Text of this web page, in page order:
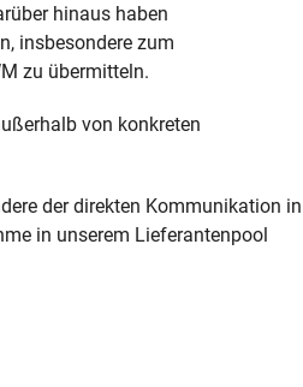
hinaus haben
insbesondere zum
zu übermitteln.
von konkreten
der direkten Kommunikation in
in unserem Lieferantenpool